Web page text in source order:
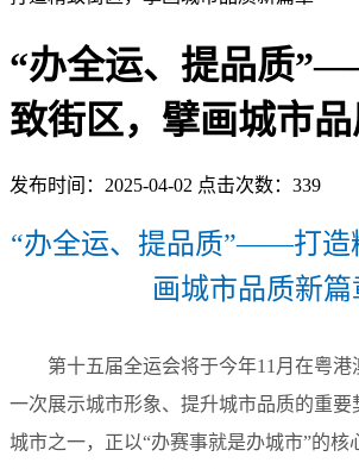
“办全运、提品质
致街区，擘画城市
发布时间：2025-04-02 点击次数：339
“办全运、提品质”——打造
画城市品质新篇
第十五届全运会将于今年11月在粤港
一次展示城市形象、提升城市品质的重要
城市之一，正以“办赛事就是办城市”的核